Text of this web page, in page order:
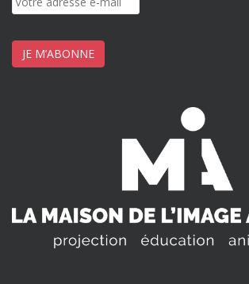
JE M’ABONNE